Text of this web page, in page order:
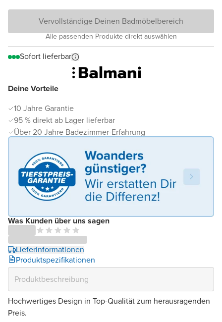
Deine Vorteile
10 Jahre Garantie
95 % direkt ab Lager lieferbar
Über 20 Jahre Badezimmer-Erfahrung
Was Kunden über uns sagen
Lieferinformationen
Produktspezifikationen
Vervollständige Deinen Badmöbelbereich
Alle passenden Produkte direkt auswählen
Sofort lieferbar
Hochwertiges Design in Top-Qualität zum herausragenden
Preis.